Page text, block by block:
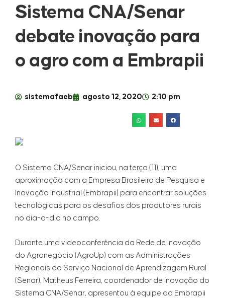
Sistema CNA/Senar
debate inovação para
o agro com a Embrapii
sistemafaeb agosto 12, 2020 2:10 pm
O Sistema CNA/Senar iniciou, na terça (11), uma
aproximação com a Empresa Brasileira de Pesquisa e
Inovação Industrial (Embrapii) para encontrar soluções
tecnológicas para os desafios dos produtores rurais
no dia-a-dia no campo.
Durante uma videoconferência da Rede de Inovação
do Agronegócio (AgroUp) com as Administrações
Regionais do Serviço Nacional de Aprendizagem Rural
(Senar), Matheus Ferreira, coordenador de Inovação do
Sistema CNA/Senar, apresentou à equipe da Embrapii